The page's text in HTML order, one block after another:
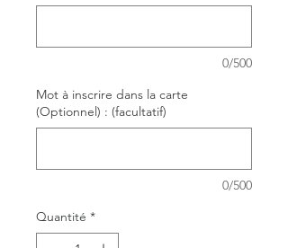
0/500
Mot à inscrire dans la carte
(Optionnel) : (facultatif)
0/500
Quantité *